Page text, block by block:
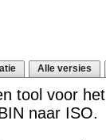
Alle versies
tool voor het
naar ISO.